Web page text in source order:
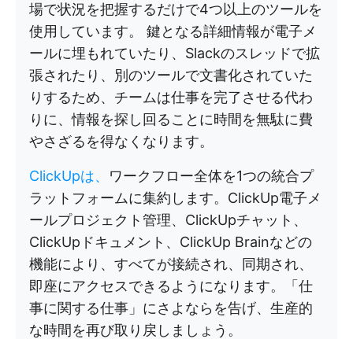
場で状況を把握するだけで4つ以上のツールを
使用しています。 鍵となる詳細情報が電子メ
ールに埋もれていたり、Slackのスレッドで拡
張されたり、別のツールで文書化されていた
りするため、チームは仕事を完了させる代わ
りに、情報を探し回ることに時間を無駄に費
やさざるを得なくなります。
ClickUpは、 ワークフロー全体を1つの統合プ
ラットフォームに集約します。ClickUp電子メ
ールプロジェクト管理、ClickUpチャット、
ClickUpドキュメント、ClickUp Brainなどの
機能により、すべてが接続され、同期され、
即座にアクセスできるようになります。「仕
事に関する仕事」にさよならを告げ、生産的
な時間を再び取り戻しましょう。